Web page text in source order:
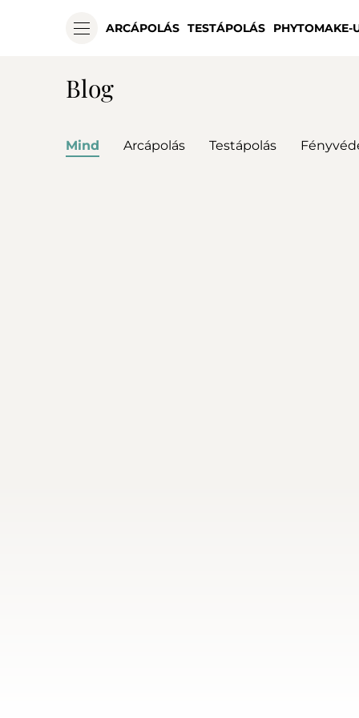
ARCÁPOLÁS TESTÁPOLÁS PHYTOMAKE-
Blog
Mind Arcápolás Testápolás